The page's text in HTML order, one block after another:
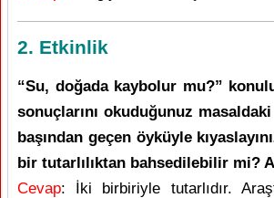
2. Etkinlik
“Su, doğada kaybolur mu?”
sonuçlarını okuduğunuz masaldaki
başından geçen öyküyle
bir tutarlılıktan bahsedilebilir mi?
Cevap: İki birbiriyle tutarlıdır.